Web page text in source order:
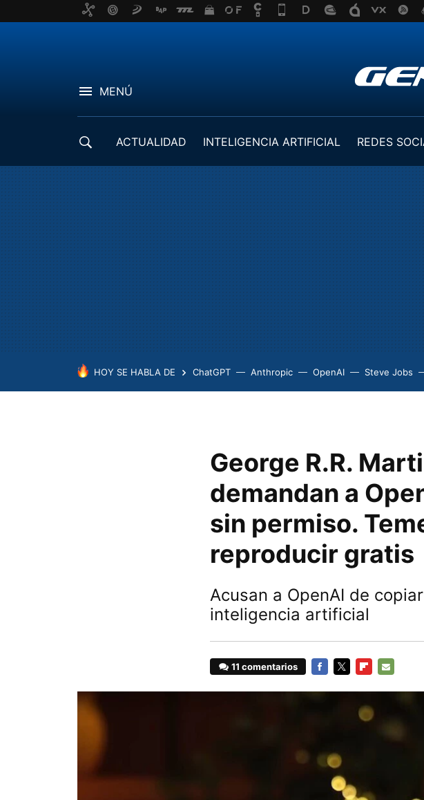
MENÚ
ACTUALIDAD INTELIGENCIA ARTIFICIAL REDES
HOY SE HABLA DE ChatGPT Anthropic OpenAI Steve Jobs
George R.R.
demandan a
sin permiso.
reproducir gratis
Acusan a OpenAI de
inteligencia artificial
11 comentarios